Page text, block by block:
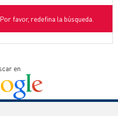
favor, redefina la búsqueda.
en